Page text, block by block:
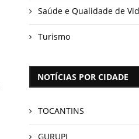
Saúde e Qualidade de
Turismo
NOTÍCIAS POR CIDADE
TOCANTINS
GURUPI